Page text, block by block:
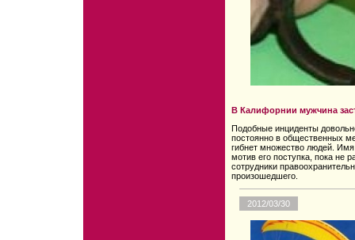
В Калифорнии мужчина
Подобные инциденты
постоянно в общественных
гибнет множество людей.
мотив его поступка, пока не
сотрудники
произошедшего.
2012/03/30